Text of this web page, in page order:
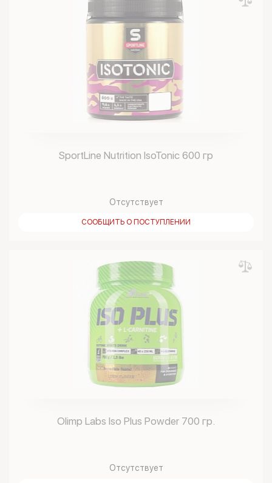
SportLine Nutrition IsoTonic 600 гр
Отсутствует
СООБЩИТЬ О ПОСТУПЛЕНИИ
Olimp Labs Iso Plus Powder 700 гр.
Отсутствует